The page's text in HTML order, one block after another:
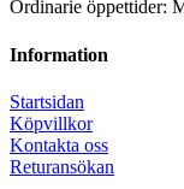
Ordinarie öppettider:
Information
Startsidan
Köpvillkor
Kontakta oss
Returansökan